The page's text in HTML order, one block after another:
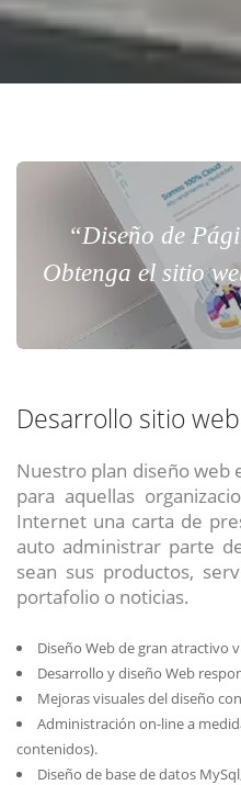
“Diseño de
Obtenga el sitio
Desarrollo sitio web
Nuestro plan diseño web
para aquellas
Internet una carta de
auto administrar parte
sean sus productos,
portafolio o noticias.
Diseño Web de gran atractivo
Desarrollo y diseño Web
Mejoras visuales del diseño
Administración on-line a
contenidos).
Diseño de base de datos